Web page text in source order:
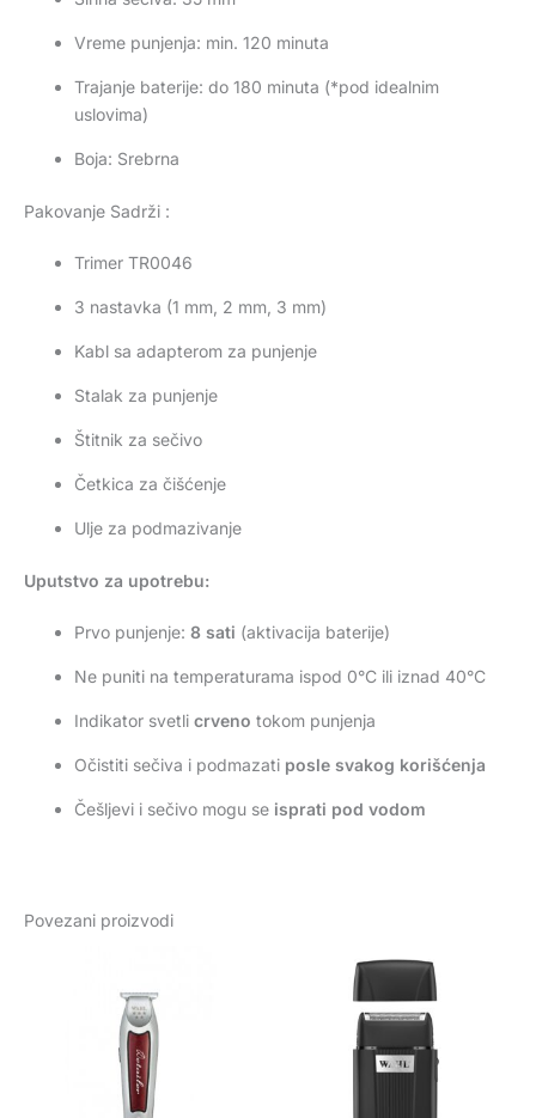
Vreme punjenja: min. 120 minuta
Trajanje baterije: do 180 minuta (*pod idealnim
uslovima)
Boja: Srebrna
Pakovanje Sadrži :
Trimer TR0046
3 nastavka (1 mm, 2 mm, 3 mm)
Kabl sa adapterom za punjenje
Stalak za punjenje
Štitnik za sečivo
Četkica za čišćenje
Ulje za podmazivanje
Uputstvo za upotrebu:
Prvo punjenje: 8 sati (aktivacija baterije)
Ne puniti na temperaturama ispod 0°C ili iznad 40°C
Indikator svetli crveno tokom punjenja
Očistiti sečiva i podmazati posle svakog korišćenja
Češljevi i sečivo mogu se isprati pod vodom
Povezani proizvodi